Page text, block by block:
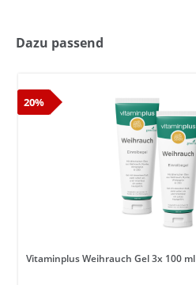
Dazu passend
20%
Vitaminplus Weihrauch Gel 3x 100 ml